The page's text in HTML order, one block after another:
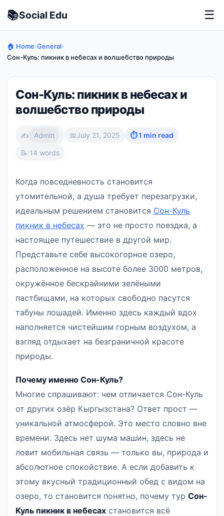
📚Social Edu ☰
🏠 Home›General›
Сон-Куль: пикник в небесах и волшебство природы
Сон-Куль: пикник в небесах и
волшебство природы
✍️ Admin 📅July 21, 2025 ⏱ 1 min read
📝 14 words
Когда повседневность становится
утомительной, а душа требует перезагрузки,
идеальным решением становится Сон-Куль
пикник в небесах — это не просто поездка, а
настоящее путешествие в другой мир.
Представьте себе высокогорное озеро,
расположенное на высоте более 3000 метров,
окружённое бескрайними зелёными
пастбищами, на которых свободно пасутся
табуны лошадей. Именно здесь каждый вдох
наполняется чистейшим горным воздухом, а
взгляд отдыхает на безграничной красоте
природы.
Почему именно Сон-Куль?
Многие спрашивают: чем отличается Сон-Куль
от других озёр Кыргызстана? Ответ прост —
уникальной атмосферой. Это место словно вне
времени. Здесь нет шума машин, здесь не
ловит мобильная связь — только вы, природа и
абсолютное спокойствие. А если добавить к
этому вкусный традиционный обед с видом на
озеро, то становится понятно, почему тур Сон-
Куль пикник в небесах становится всё